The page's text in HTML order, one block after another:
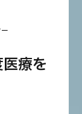
療を